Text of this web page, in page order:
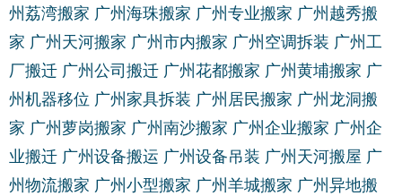
州荔湾搬家 广州海珠搬家 广州专业搬家 广州越秀搬
家 广州天河搬家 广州市内搬家 广州空调拆装 广州工
厂搬迁 广州公司搬迁 广州花都搬家 广州黄埔搬家 广
州机器移位 广州家具拆装 广州居民搬家 广州龙洞搬
家 广州萝岗搬家 广州南沙搬家 广州企业搬家 广州企
业搬迁 广州设备搬运 广州设备吊装 广州天河搬屋 广
州物流搬家 广州小型搬家 广州羊城搬家 广州异地搬